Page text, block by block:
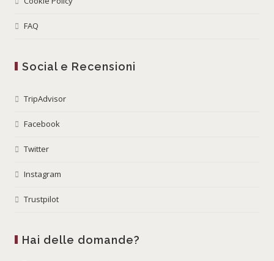
FAQ
Social e Recensioni
TripAdvisor
Facebook
Twitter
Instagram
Trustpilot
Hai delle domande?